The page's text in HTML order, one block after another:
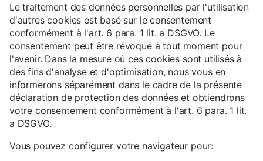
Le traitement des données personnelles par l'utilisation
d'autres cookies est basé sur le consentement
conformément à l'art. 6 para. 1 lit. a DSGVO. Le
consentement peut être révoqué à tout moment pour
l'avenir. Dans la mesure où ces cookies sont utilisés à
des fins d'analyse et d'optimisation, nous vous en
informerons séparément dans le cadre de la présente
déclaration de protection des données et obtiendrons
votre consentement conformément à l'art. 6 para. 1 lit.
a DSGVO.
Vous pouvez configurer votre navigateur pour: